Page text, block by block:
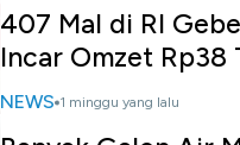
407 Mal di RI
Incar Omzet Rp38
NEWS 1 minggu yang lalu